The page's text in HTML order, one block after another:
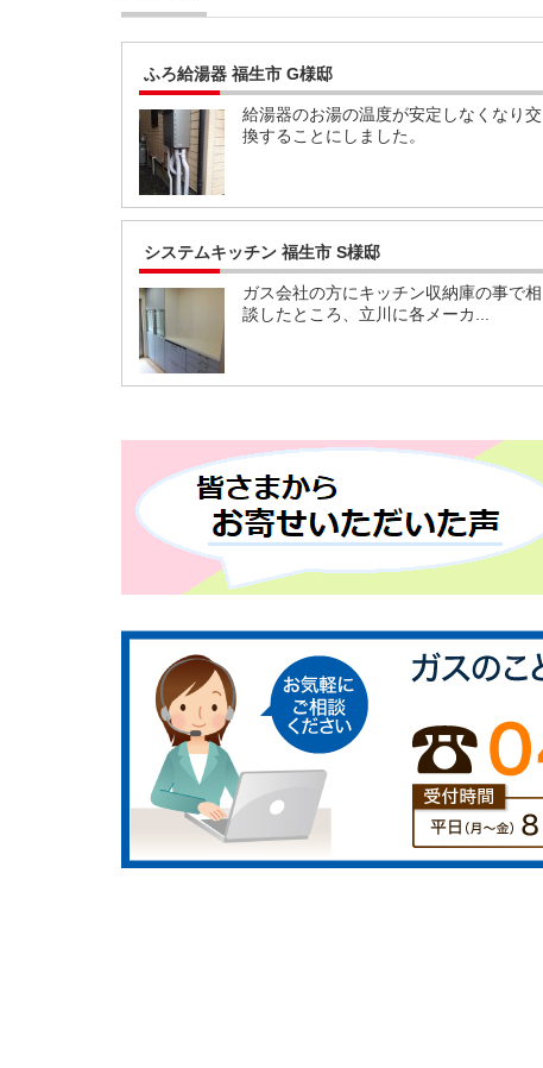
ふろ給湯器 福生市 G様邸
給湯器のお湯の温度が安定しなくなり交
換することにしました。
システムキッチン 福生市 S様邸
ガス会社の方にキッチン収納庫の事で相
談したところ、立川に各メーカ...